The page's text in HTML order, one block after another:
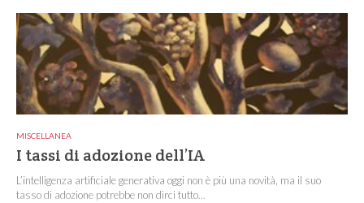
MISCELLANEA
I tassi di adozione dell’IA
L’intelligenza artificiale generativa oggi non è più una novità, ma il suo
tasso di adozione potrebbe non dirci tutto...